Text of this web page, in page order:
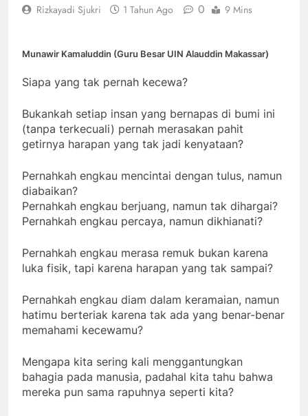
Rizkayadi Sjukri 1 Tahun Ago 0 9 Mins
Munawir Kamaluddin (Guru Besar UIN Alauddin Makassar)
Siapa yang tak pernah kecewa?
Bukankah setiap insan yang bernapas di bumi ini
(tanpa terkecuali) pernah merasakan pahit
getirnya harapan yang tak jadi kenyataan?
Pernahkah engkau mencintai dengan tulus, namun
diabaikan?
Pernahkah engkau berjuang, namun tak dihargai?
Pernahkah engkau percaya, namun dikhianati?
Pernahkah engkau merasa remuk bukan karena
luka fisik, tapi karena harapan yang tak sampai?
Pernahkah engkau diam dalam keramaian, namun
hatimu berteriak karena tak ada yang benar-benar
memahami kecewamu?
Mengapa kita sering kali menggantungkan
bahagia pada manusia, padahal kita tahu bahwa
mereka pun sama rapuhnya seperti kita?